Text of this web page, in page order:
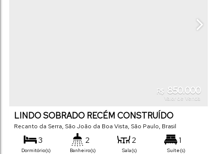
R$ 850.000
Valor de Venda
LINDO SOBRADO RECÉM CONSTRUÍDO
Recanto da Serra, São João da Boa Vista, São Paulo, Brasil
3
Dormitório(s)
2
Banheiro(s)
2
Sala(s)
1
Suíte(s)